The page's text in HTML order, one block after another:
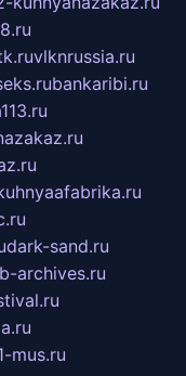
vlknrussia.ru
bankaribi.ru
dark-sand.ru
archives.ru
mus.ru